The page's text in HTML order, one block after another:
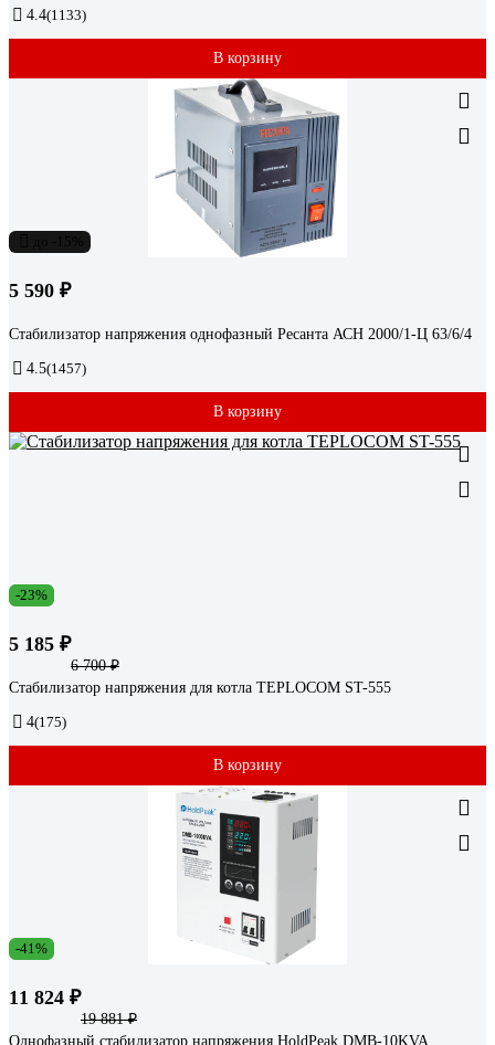
4.4(1133)
В корзину
5 590 ₽
Стабилизатор напряжения однофазный Ресанта АСН 2000/1-Ц 63/6/4
4.5(1457)
В корзину
-23%
5 185 ₽
6 700 ₽
Стабилизатор напряжения для котла TEPLOCOM ST-555
4(175)
В корзину
-41%
11 824 ₽
19 881 ₽
Однофазный стабилизатор напряжения HoldPeak DMB-10KVA